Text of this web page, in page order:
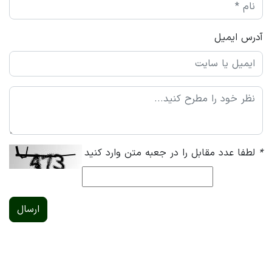
آدرس ایمیل
* لطفا عدد مقابل را در جعبه متن وارد کنید
ارسال